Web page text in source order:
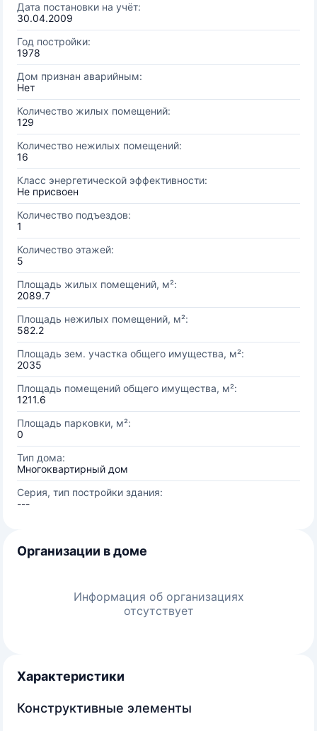
Дата постановки на учёт:
30.04.2009
Год постройки:
1978
Дом признан аварийным:
Нет
Количество жилых помещений:
129
Количество нежилых помещений:
16
Класс энергетической эффективности:
Не присвоен
Количество подъездов:
1
Количество этажей:
5
Площадь жилых помещений, м²:
2089.7
Площадь нежилых помещений, м²:
582.2
Площадь зем. участка общего имущества, м²:
2035
Площадь помещений общего имущества, м²:
1211.6
Площадь парковки, м²:
0
Тип дома:
Многоквартирный дом
Серия, тип постройки здания:
---
Организации в доме
Информация об организациях
отсутствует
Характеристики
Конструктивные элементы